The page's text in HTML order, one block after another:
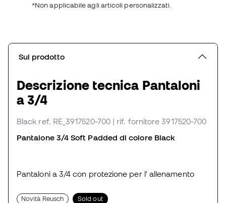
*Non applicabile agli articoli personalizzati.
Sul prodotto
Descrizione tecnica Pantaloni
a 3/4
Black ref. RE_3917520-700 | rif. fornitore 3917520-700
Pantalone 3/4Soft Padded di colore Black
Pantaloni a 3/4 con protezione per l' allenamento
Novità Reusch Sold out